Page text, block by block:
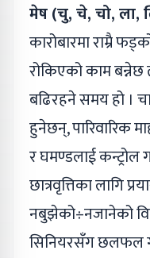
मेष (चु, चे, चो, ला,
कारोबारमा राम्रै
रोकिएको काम बन्नेछ
बढिरहने समय हो ।
हुनेछन्, पारिवारिक
र घमण्डलाई कन्ट्रोल
छात्रवृत्तिका लागि
नबुझेको÷नजानेको
सिनियरसँग छलफल